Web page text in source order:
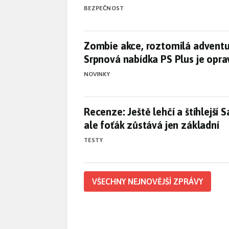
BEZPEČNOST
Zombie akce, roztomilá
Zombie akce, roztomilá
Srpnová nabídka PS Plus je
NOVINKY
Recenze: Ještě lehčí a štíhlejší
Recenze: Ještě lehčí a štíhlejší
ale foťák zůstává jen základní
TESTY
VŠECHNY NEJNOVĚJŠÍ ZPRÁVY